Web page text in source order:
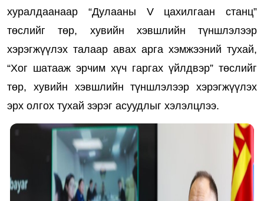
хуралдаанаар “Дулааны V цахилгаан станц”
төслийг төр, хувийн хэвшлийн түншлэлээр
хэрэгжүүлэх талаар авах арга хэмжээний тухай,
“Хог шатааж эрчим хүч гаргах үйлдвэр” төслийг
төр, хувийн хэвшлийн түншлэлээр хэрэгжүүлэх
эрх олгох тухай зэрэг асуудлыг хэлэлцлээ.